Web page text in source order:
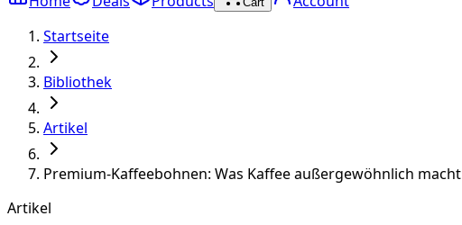
Startseite
Bibliothek
Artikel
Premium-Kaffeebohnen: Was Kaffee außergewöhnlich macht
Artikel